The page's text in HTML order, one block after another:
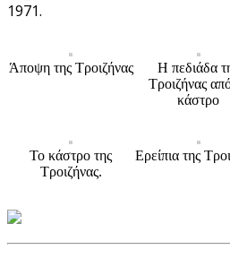
1971.
Άποψη της Τροιζήνας
Η πεδιάδα
Τροιζήνας
κάστρο
Το κάστρο της
Τροιζήνας.
Ερείπια της